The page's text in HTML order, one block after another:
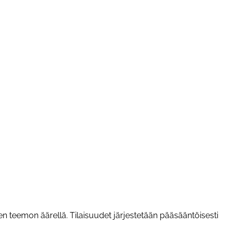
teemon äärellä. Tilaisuudet järjestetään pääsääntöisesti